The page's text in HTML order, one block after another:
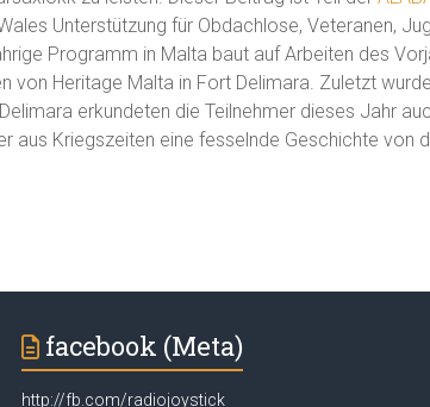
Unterstützung für Obdachlose, Veteranen,
Programm in Malta baut auf Arbeiten des
von Heritage Malta in Fort Delimara. Zuletzt
erkundeten die Teilnehmer dieses Jahr
aus Kriegszeiten eine fesselnde Geschichte
facebook (Meta)
http://fb.com/radiojoystick